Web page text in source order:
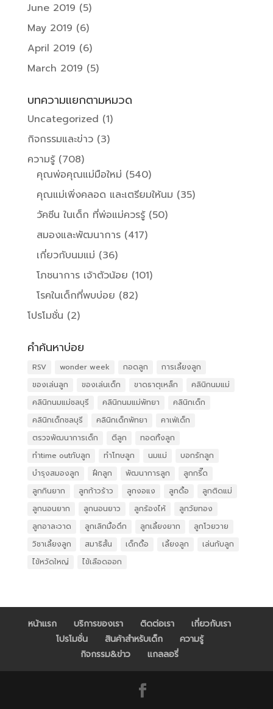
June 2019 (5)
May 2019 (6)
April 2019 (6)
March 2019 (5)
บทความแยกตามหมวด
Uncategorized (1)
กิจกรรมและข่าว(3)
ความรู้(708)
คุณพ่อคุณแม่มือใหม่ (540)
คุณแม่เพิ่งคลอด และเตรียมให้นม (35)
วัคซีน ในเด็ก ที่พ่อแม่ควรรู้(50)
สมองและพัฒนาการ(417)
เกี่ยวกับนมแม่ (36)
โภชนาการ เจ้าตัวน้อย (101)
โรคในเด็กที่พบบ่อย (82)
โปรโมชั่น (2)
คำค้นหาบ่อย
RSV wonder week กอดลูก
การเลี้ยงลูก
ของเล่นลูก
ของเล่นเด็ก ขาดธาตุเหล็ก
คลินิกนมแม่
คลินิกนมแม่ชลบุรี
คลินิกนมแม่พัทยา
คลินิกเด็ก
คลินิกเด็กชลบุรี
คลินิกเด็กพัทยา
คาเฟ่เด็ก
ตรวจพัฒนาการเด็ก
ตีลูก
ทอดทิ้งลูก
ทำtime outกับลูก
ทำโทษลูก นมแม่
บอกรักลูก
บำรุงสมองลูก
ฝึกลูก พัฒนาการลูก
ลูกกรี๊ด
ลูกกินยาก
ลูกก้าวร้าว ลูกงอแง ลูกดื้อ
ลูกติดแม่
ลูกนอนยาก
ลูกนอนยาว ลูกร้องไห้
ลูกวัยทอง
ลูกอาละวาด
ลูกเลิกมื้อดึก ลูกเลี้ยงยาก
ลูกโวยวาย
วิชาเลี้ยงลูก
สมาธิสั้น เด็กดื้อ เลี้ยงลูก
เล่นกับลูก
ไข้หวัดใหญ่
ไข้เลือดออก
หน้าแรก บริการของเรา ติดต่อเรา
เกี่ยวกับเรา
โปรโมชั่น
สินค้าสำหรับเด็ก
ความรู้
กิจกรรม&ข่าว
แกลลอรี่